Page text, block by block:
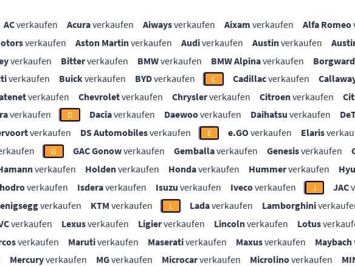
ACverkaufen Acuraverkaufen Aiwaysverkaufen Aixam verkaufen Alfa Romeo
verkaufen Aston Martinverkaufen Audiverkaufen Austinverkaufen
verkaufen Bitterverkaufen BMWverkaufen BMW Alpinaverkaufen Borgward
verkaufen Buickverkaufen BYDverkaufen C Cadillacverkaufen
verkaufen Chevroletverkaufen Chryslerverkaufen Citroenverkaufen
verkaufen D Daciaverkaufen Daewooverkaufen Daihatsu verkaufen
verkaufen DS Automobilesverkaufen E e.GOverkaufen Elaris
G GAC Gonowverkaufen Gemballaverkaufen Genesisverkaufen
verkaufen Holdenverkaufen Hondaverkaufen Hummerverkaufen
verkaufen Isderaverkaufen Isuzu verkaufen Ivecoverkaufen J JAC
verkaufen KTM verkaufen L Ladaverkaufen Lamborghini
verkaufen Lexusverkaufen Ligierverkaufen Lincolnverkaufen Lotus
verkaufen Marutiverkaufen Maserativerkaufen Maxusverkaufen Maybach
Mercuryverkaufen MGverkaufen Microcarverkaufen Microlinoverkaufen